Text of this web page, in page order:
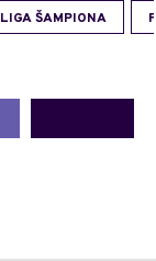
LIGA ŠAMPIONA